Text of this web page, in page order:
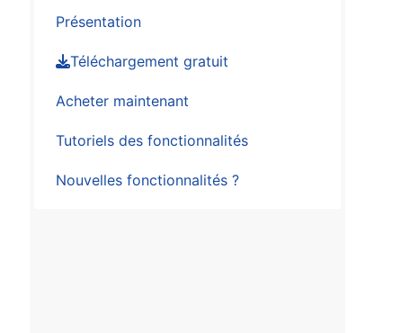
Présentation
Téléchargement gratuit
Acheter maintenant
Tutoriels des fonctionnalités
Nouvelles fonctionnalités ?